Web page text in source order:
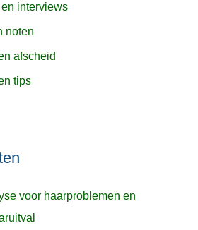
interviews
noten
afscheid
tips
voor haarproblemen en